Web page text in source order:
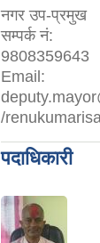
नगर उप-प्रमुख
सम्पर्क नं:
9808359643
Email:
/
पदाधिकारी